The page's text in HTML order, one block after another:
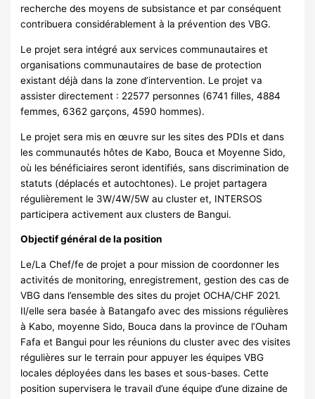
recherche des moyens de subsistance et par conséquent
contribuera considérablement à la prévention des VBG.
Le projet sera intégré aux services communautaires et
organisations communautaires de base de protection
existant déjà dans la zone d’intervention. Le projet va
assister directement : 22577 personnes (6741 filles, 4884
femmes, 6362 garçons, 4590 hommes).
Le projet sera mis en œuvre sur les sites des PDIs et dans
les communautés hôtes de Kabo, Bouca et Moyenne Sido,
où les bénéficiaires seront identifiés, sans discrimination de
statuts (déplacés et autochtones). Le projet partagera
régulièrement le 3W/4W/5W au cluster et, INTERSOS
participera activement aux clusters de Bangui.
Objectif général de la position
Le/La Chef/fe de projet a pour mission de coordonner les
activités de monitoring, enregistrement, gestion des cas de
VBG dans l’ensemble des sites du projet OCHA/CHF 2021.
Il/elle sera basée à Batangafo avec des missions régulières
à Kabo, moyenne Sido, Bouca dans la province de l’Ouham
Fafa et Bangui pour les réunions du cluster avec des visites
régulières sur le terrain pour appuyer les équipes VBG
locales déployées dans les bases et sous-bases. Cette
position supervisera le travail d’une équipe d’une dizaine de